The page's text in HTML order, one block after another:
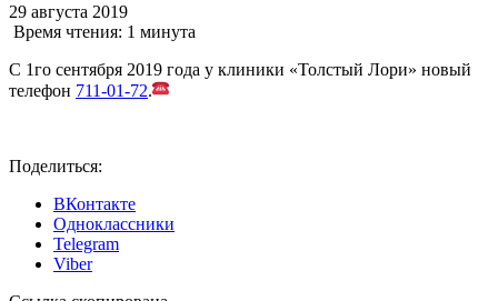
29 августа 2019
Время чтения: 1 минута
С 1го сентября 2019 года у клиники «Толстый Лори» новый
телефон 711-01-72.
Поделиться:
ВКонтакте
Одноклассники
Telegram
Viber